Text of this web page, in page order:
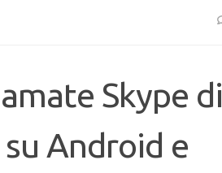
Skype di
Android e